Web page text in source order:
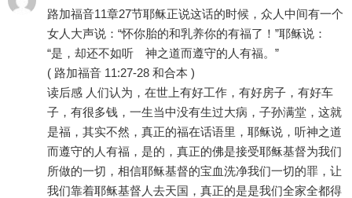
路加福音11章27节耶稣正说这话的时候，众人中间有一个
女人大声说：“怀你胎的和乳养你的有福了！”耶稣说：
“是，却还不如听 神之道而遵守的人有福。”
( 路加福音 11:27-28 和合本 )
读后感 人们认为，在世上有好工作，有好房子，有好车
子，有很多钱，一生当中没有生过大病，子孙满堂，这就
是福，其实不然，真正的福在话语里，耶稣说，听神之道
而遵守的人有福，是的，真正的佛是接受耶稣基督为我们
所做的一切，相信耶稣基督的宝血洗净我们一切的罪，让
我们靠着耶稣基督人去天国，真正的是是我们全家全都得